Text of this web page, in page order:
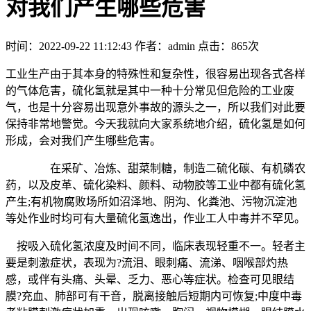
对我们产生哪些危害
时间：2022-09-22 11:12:43 作者：admin 点击： 865次
工业生产由于其本身的特殊性和复杂性，很容易出现各式各样
的气体危害，硫化氢就是其中一种十分常见但危险的工业废
气，也是十分容易出现意外事故的源头之一，所以我们对此要
保持非常地警觉。今天我就向大家系统地介绍，硫化氢是如何
形成，会对我们产生哪些危害。
在采矿、冶炼、甜菜制糖，制造二硫化碳、有机磷农
药，以及皮革、硫化染料、颜料、动物胶等工业中都有硫化氢
产生;有机物腐败场所如沼泽地、阴沟、化粪池、污物沉淀池
等处作业时均可有大量硫化氢逸出，作业工人中毒并不罕见。
按吸入硫化氢浓度及时间不同，临床表现轻重不一。轻者主
要是刺激症状，表现为?流泪、眼刺痛、流涕、咽喉部灼热
感，或伴有头痛、头晕、乏力、恶心等症状。检查可见眼结
膜?充血、肺部可有干音，脱离接触后短期内可恢复;中度中毒